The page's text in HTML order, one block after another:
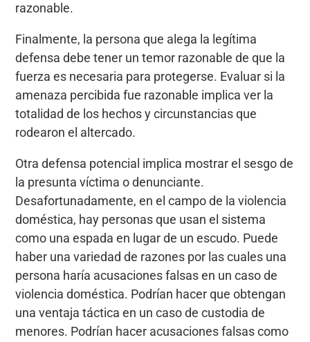
razonable.
Finalmente, la persona que alega la legítima
defensa debe tener un temor razonable de que la
fuerza es necesaria para protegerse. Evaluar si la
amenaza percibida fue razonable implica ver la
totalidad de los hechos y circunstancias que
rodearon el altercado.
Otra defensa potencial implica mostrar el sesgo de
la presunta víctima o denunciante.
Desafortunadamente, en el campo de la violencia
doméstica, hay personas que usan el sistema
como una espada en lugar de un escudo. Puede
haber una variedad de razones por las cuales una
persona haría acusaciones falsas en un caso de
violencia doméstica. Podrían hacer que obtengan
una ventaja táctica en un caso de custodia de
menores. Podrían hacer acusaciones falsas como